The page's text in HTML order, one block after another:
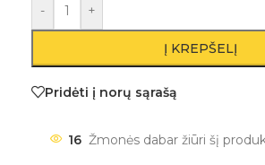
- +
Į KREPŠELĮ
Pridėti į norų sąrašą
16 Žmonės dabar žiūri šį